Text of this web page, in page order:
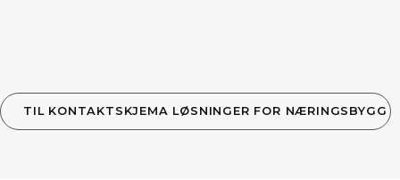
TIL KONTAKTSKJEMA LØSNINGER FOR NÆRINGSBYGG